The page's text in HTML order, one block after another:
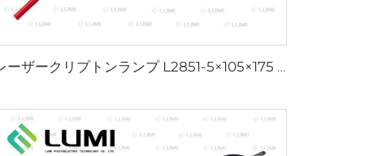
レーザークリプトンランプ L2851-5×105×175 mm